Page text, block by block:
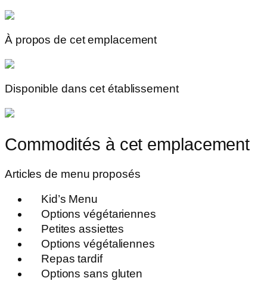
À propos de cet emplacement
Disponible dans cet établissement
Commodités à cet emplacement
Articles de menu proposés
Kid’s Menu
Options végétariennes
Petites assiettes
Options végétaliennes
Repas tardif
Options sans gluten